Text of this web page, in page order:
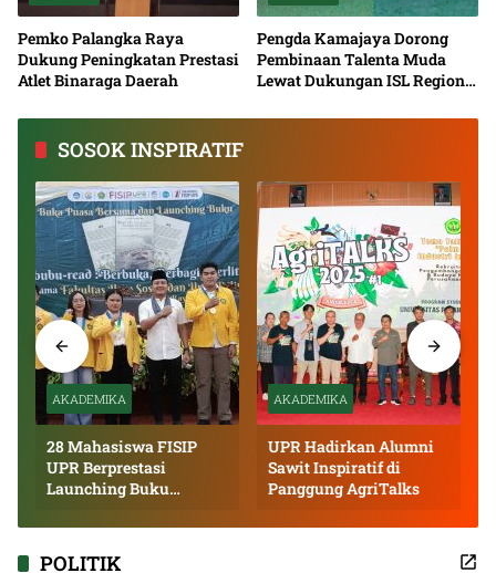
Pemko Palangka Raya
Dukung Peningkatan Prestasi
Atlet Binaraga Daerah
Pengda Kamajaya Dorong
Pembinaan Talenta Muda
Lewat Dukungan ISL Regional
SOSOK INSPIRATIF
AKADEMIKA
28 Mahasiswa FISIP
UPR Berprestasi
Launching Buku
AKADEMIKA
UPR Hadirkan Alumni
Sawit Inspiratif di
Panggung AgriTalks
POLITIK